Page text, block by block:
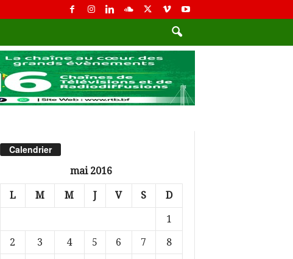
Calendrier
mai 2016
L M M J V S D
1
2
3 4 5 6 7
8